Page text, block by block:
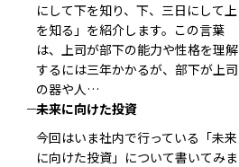
にして下を知り、下、三日にして上
を知る」を紹介します。この言葉
は、上司が部下の能力や性格を理解
するには三年かかるが、部下が上司
の器や人…
未来に向けた投資
今回はいま社内で行っている「未来
に向けた投資」について書いてみま